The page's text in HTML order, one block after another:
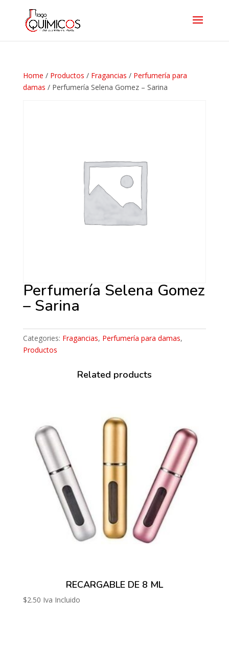
Home / Productos / Fragancias / Perfumería para
damas / Perfumería Selena Gomez – Sarina
Perfumería Selena Gomez
– Sarina
Categories: Fragancias, Perfumería para damas,
Productos
Related products
RECARGABLE DE 8 ML
$2.50 Iva Incluido